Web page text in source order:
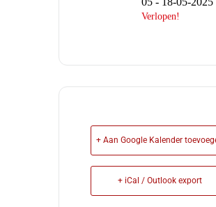
Verlopen!
+ Aan Google Kalender
+ iCal / Outlook export